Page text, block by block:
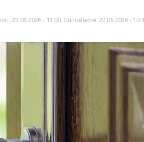
| 22.05.2026 - 11:00, Güncelleme: 22.05.2026 -